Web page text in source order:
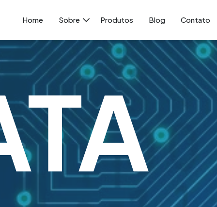
Home Sobre Produtos Blog Contato